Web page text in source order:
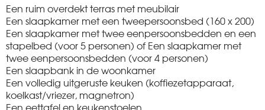
Een ruim overdekt terras met meubilair
Een slaapkamer met een tweepersoonsbed (160 x 200)
Een slaapkamer met twee eenpersoonsbedden en een
stapelbed (voor 5 personen) of Een slaapkamer met
twee eenpersoonsbedden (voor 4 personen)
Een slaapbank in de woonkamer
Een volledig uitgeruste keuken (koffiezetapparaat,
koelkast/vriezer, magnetron)
Een eettafel en keukenstoelen